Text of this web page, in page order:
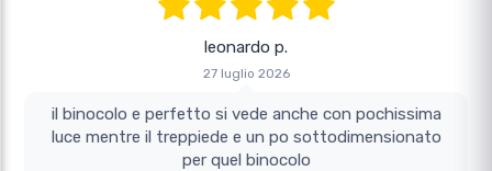
leonardo p.
27 luglio 2026
il binocolo e perfetto si vede anche con pochissima
luce mentre il treppiede e un po sottodimensionato
per quel binocolo